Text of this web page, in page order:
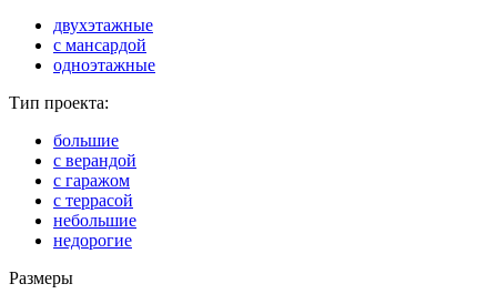
двухэтажные
с мансардой
одноэтажные
Тип проекта:
большие
с верандой
с гаражом
с террасой
небольшие
недорогие
Размеры